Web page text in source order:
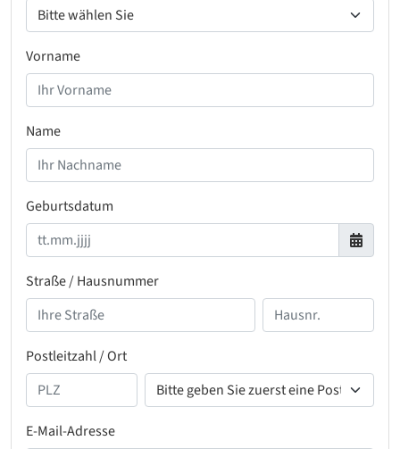
Vorname
Name
Geburtsdatum
Straße / Hausnummer
Postleitzahl / Ort
E-Mail-Adresse